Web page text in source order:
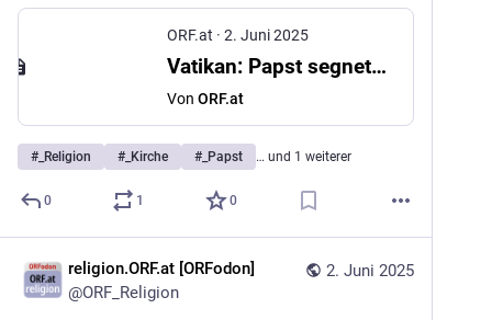
ORF.at · 2. Juni 2025
Vatikan: Papst segnete Giro d’Italia: „Immer willkommen in Kirche“
Von ORF.at
# _Religion # _Kirche # _Papst … und 1 weiterer
0 1 0
2. Juni 2025
religion.ORF.at [ORFodon]
@ORF_Religion